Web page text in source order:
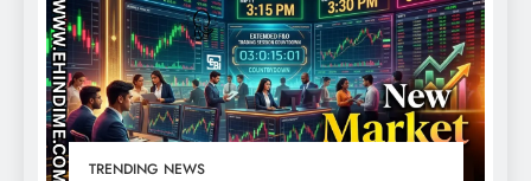
TRENDING NEWS